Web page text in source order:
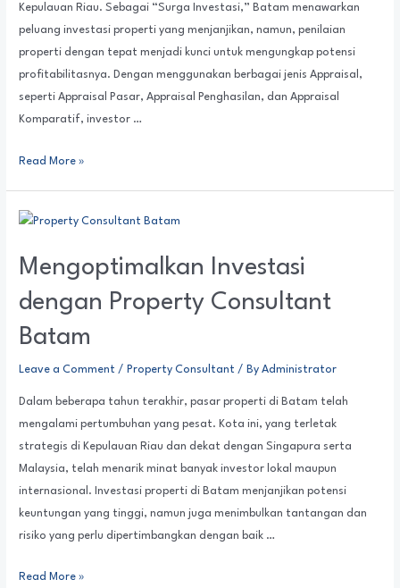
Kepulauan Riau. Sebagai “Surga Investasi,” Batam menawarkan
peluang investasi properti yang menjanjikan, namun, penilaian
properti dengan tepat menjadi kunci untuk mengungkap potensi
profitabilitasnya. Dengan menggunakan berbagai jenis Appraisal,
seperti Appraisal Pasar, Appraisal Penghasilan, dan Appraisal
Komparatif, investor …
Read More »
Mengoptimalkan Investasi
dengan Property Consultant
Batam
Leave a Comment / Property Consultant / ByAdministrator
Dalam beberapa tahun terakhir, pasar properti di Batam telah
mengalami pertumbuhan yang pesat. Kota ini, yang terletak
strategis di Kepulauan Riau dan dekat dengan Singapura serta
Malaysia, telah menarik minat banyak investor lokal maupun
internasional. Investasi properti di Batam menjanjikan potensi
keuntungan yang tinggi, namun juga menimbulkan tantangan dan
risiko yang perlu dipertimbangkan dengan baik …
Read More »